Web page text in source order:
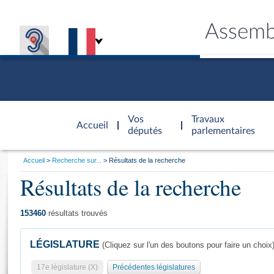
Accueil
d'accueil
Vos
députés
Travaux
parlementaires
Général
Vous
Accueil Recherche sur... Résultats de la recherche
Résultats de la recherche
153460 résultats trouvés
LÉGISLATURE (Cliquez sur l'un des boutons pour faire un choix)
17e législature (X) Précédentes législatures